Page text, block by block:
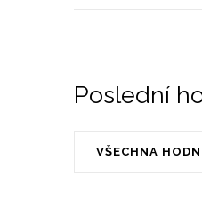
Poslední
VŠECHNA